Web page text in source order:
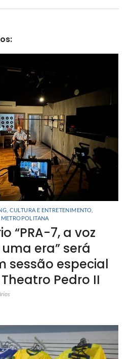
CULTURA E ENTRETENIMENTO
METROPOLITANA
“PRA-7, a voz
era” será
sessão especial
Pedro II